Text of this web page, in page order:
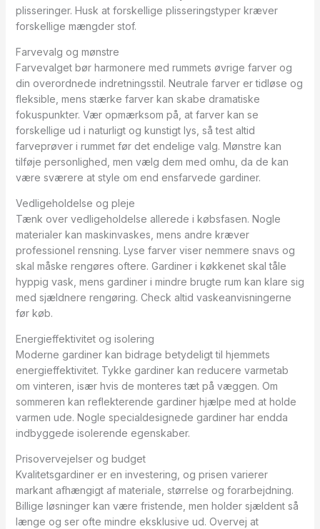
plisseringer. Husk at forskellige plisseringstyper kræver
forskellige mængder stof.
Farvevalg og mønstre
Farvevalget bør harmonere med rummets øvrige farver og
din overordnede indretningsstil. Neutrale farver er tidløse og
fleksible, mens stærke farver kan skabe dramatiske
fokuspunkter. Vær opmærksom på, at farver kan se
forskellige ud i naturligt og kunstigt lys, så test altid
farveprøver i rummet før det endelige valg. Mønstre kan
tilføje personlighed, men vælg dem med omhu, da de kan
være sværere at style om end ensfarvede gardiner.
Vedligeholdelse og pleje
Tænk over vedligeholdelse allerede i købsfasen. Nogle
materialer kan maskinvaskes, mens andre kræver
professionel rensning. Lyse farver viser nemmere snavs og
skal måske rengøres oftere. Gardiner i køkkenet skal tåle
hyppig vask, mens gardiner i mindre brugte rum kan klare sig
med sjældnere rengøring. Check altid vaskeanvisningerne
før køb.
Energieffektivitet og isolering
Moderne gardiner kan bidrage betydeligt til hjemmets
energieffektivitet. Tykke gardiner kan reducere varmetab
om vinteren, især hvis de monteres tæt på væggen. Om
sommeren kan reflekterende gardiner hjælpe med at holde
varmen ude. Nogle specialdesignede gardiner har endda
indbyggede isolerende egenskaber.
Prisovervejelser og budget
Kvalitetsgardiner er en investering, og prisen varierer
markant afhængigt af materiale, størrelse og forarbejdning.
Billige løsninger kan være fristende, men holder sjældent så
længe og ser ofte mindre eksklusive ud. Overvej at